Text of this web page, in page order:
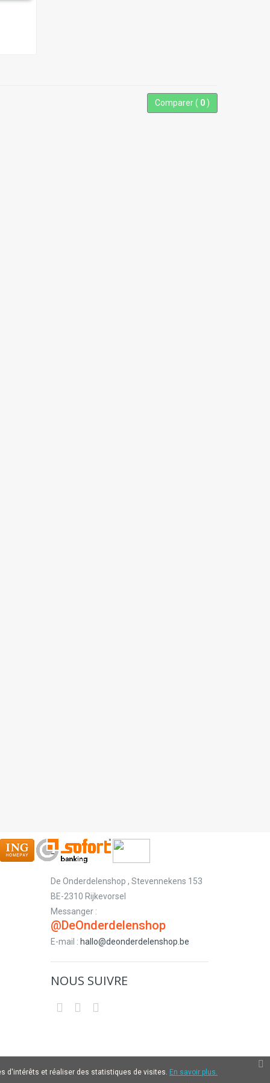
Comparer ( 0 )
-
De Onderdelenshop , Stevennekens 153
BE-2310 Rijkevorsel
Messanger :
@DeOnderdelenshop
E-mail : hallo@deonderdelenshop.be
NOUS SUIVRE
d'intérêts et réaliser des statistiques de visites. En savoir plus.